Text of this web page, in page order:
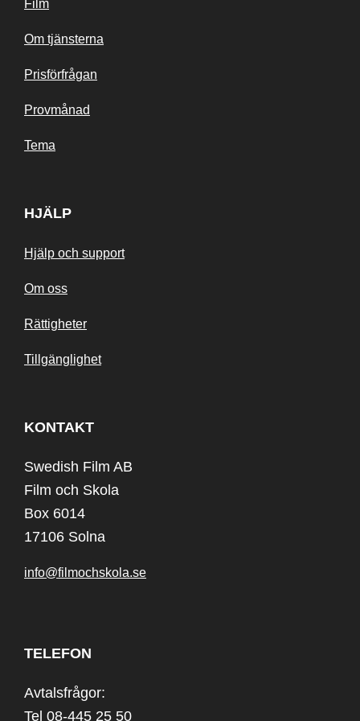
Film
Om tjänsterna
Prisförfrågan
Provmånad
Tema
HJÄLP
Hjälp och support
Om oss
Rättigheter
Tillgänglighet
KONTAKT
Swedish Film AB
Film och Skola
Box 6014
17106 Solna
info@filmochskola.se
TELEFON
Avtalsfrågor:
Tel 08-445 25 50